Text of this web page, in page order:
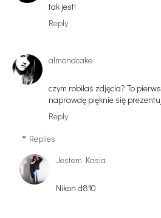
tak jest!
Reply
almondcake
czym robiłaś zdjęcia? To
naprawdę pięknie się
Reply
Replies
Jestem Kasia
Nikon d810